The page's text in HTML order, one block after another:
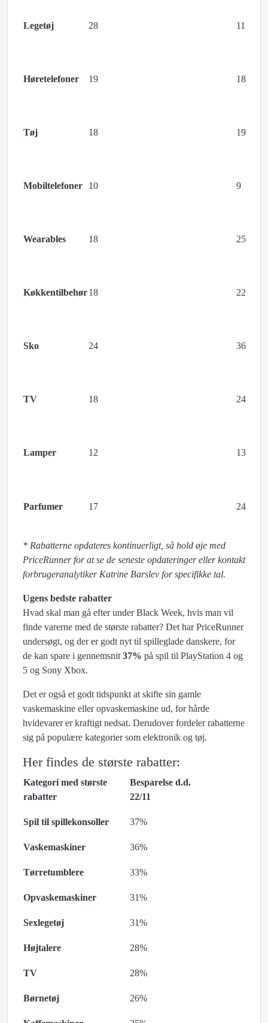
Legetøj 28 11
Høretelefoner 19 18
Tøj 18 19
Mobiltelefoner 10 9
Wearables 18 25
Køkkentilbehør18 22
Sko 24 36
TV 18 24
Lamper 12 13
Parfumer 17 24
* Rabatterne opdateres kontinuerligt, så hold øje med
PriceRunner for at se de seneste opdateringer eller kontakt
forbrugeranalytiker Katrine Barslev for specifikke tal.
Ugens bedste rabatter
Hvad skal man gå efter under Black Week, hvis man vil
finde varerne med de største rabatter? Det har PriceRunner
undersøgt, og der er godt nyt til spilleglade danskere, for
de kan spare i gennemsnit 37% på spil til PlayStation 4 og
5 og Sony Xbox.
Det er også et godt tidspunkt at skifte sin gamle
vaskemaskine eller opvaskemaskine ud, for hårde
hvidevarer er kraftigt nedsat. Derudover fordeler rabatterne
sig på populære kategorier som elektronik og tøj.
Her findes de største rabatter:
Kategori med største
rabatter
Besparelse d.d.
22/11
Spil til spillekonsoller 37%
Vaskemaskiner 36%
Tørretumblere 33%
Opvaskemaskiner 31%
Sexlegetøj 31%
Højtalere 28%
TV 28%
Børnetøj 26%